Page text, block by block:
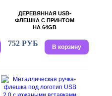
ДЕРЕВЯННАЯ USB-
ФЛЕШКА С ПРИНТОМ
НА 64GB
ПРЯМОУГОЛЬНОЙ
ФОРМЫ С ОКРУГЛЫМИ
КРАЯМИ ПОД
752 РУБ В корзину